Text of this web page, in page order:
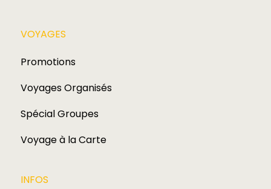
VOYAGES​
Promotions
Voyages Organisés
Spécial Groupes
Voyage à la Carte
INFOS